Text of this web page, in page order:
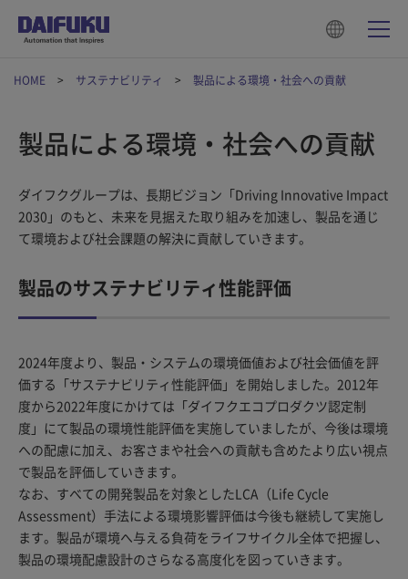
HOME サステナビリティ 製品による環境・社会への貢献
製品による環境・社会への貢献
ダイフクグループは、長期ビジョン「Driving Innovative Impact
2030」のもと、未来を見据えた取り組みを加速し、製品を通じ
て環境および社会課題の解決に貢献していきます。
製品のサステナビリティ性能評価
2024年度より、製品・システムの環境価値および社会価値を評
価する「サステナビリティ性能評価」を開始しました。2012年
度から2022年度にかけては「ダイフクエコプロダクツ認定制
度」にて製品の環境性能評価を実施していましたが、今後は環境
への配慮に加え、お客さまや社会への貢献も含めたより広い視点
で製品を評価していきます。
なお、すべての開発製品を対象としたLCA（Life Cycle
Assessment）手法による環境影響評価は今後も継続して実施し
ます。製品が環境へ与える負荷をライフサイクル全体で把握し、
製品の環境配慮設計のさらなる高度化を図っていきます。